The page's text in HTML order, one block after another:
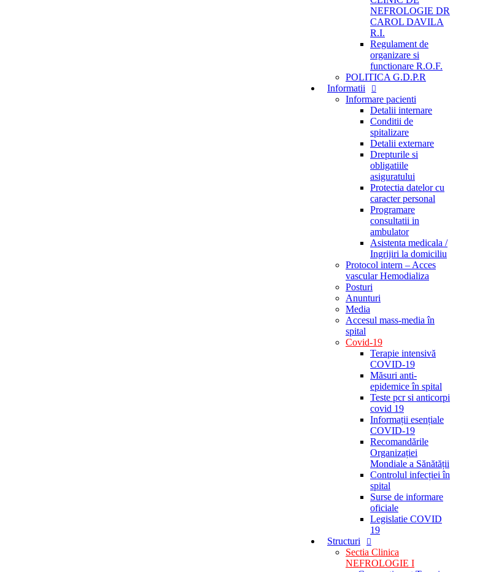
NEFROLOGIE DR
CAROL DAVILA
R.I.
Regulament de
organizare si
functionare R.O.F.
POLITICA G.D.P.R
Informatii
Informare pacienti
Detalii internare
Conditii de
spitalizare
Detalii externare
Drepturile si
obligatiile
asiguratului
Protectia datelor cu
caracter personal
Programare
consultatii in
ambulator
Asistenta medicala /
Ingrijiri la domiciliu
Protocol intern – Acces
vascular Hemodializa
Posturi
Anunturi
Media
Accesul mass-media în
spital
Covid-19
Terapie intensivă
COVID-19
Măsuri anti-
epidemice în spital
Teste pcr si anticorpi
covid 19
Informații esențiale
COVID-19
Recomandările
Organizației
Mondiale a Sănătății
Controlul infecției în
spital
Surse de informare
oficiale
Legislatie COVID
19
Structuri
Sectia Clinica
NEFROLOGIE I